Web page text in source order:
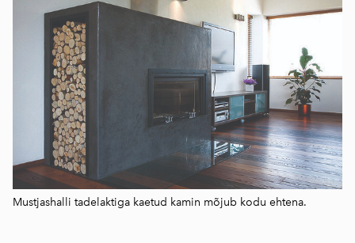
Mustjashalli tadelaktiga kaetud kamin mõjub kodu ehtena.